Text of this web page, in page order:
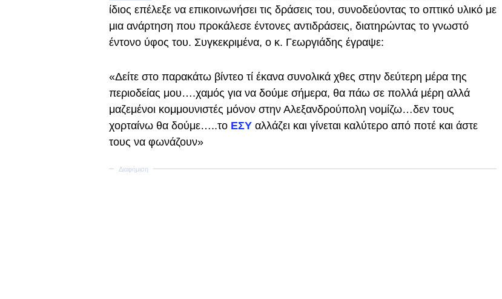
ίδιος επέλεξε να επικοινωνήσει τις δράσεις του, συνοδεύοντας το οπτικό υλικό με
μια ανάρτηση που προκάλεσε έντονες αντιδράσεις, διατηρώντας το γνωστό
έντονο ύφος του. Συγκεκριμένα, ο κ. Γεωργιάδης έγραψε:
«Δείτε στο παρακάτω βίντεο τί έκανα συνολικά χθες στην δεύτερη μέρα της
περιοδείας μου….χαμός για να δούμε σήμερα, θα πάω σε πολλά μέρη αλλά
μαζεμένοι κομμουνιστές μόνον στην Αλεξανδρούπολη νομίζω…δεν τους
χορταίνω θα δούμε…..το ΕΣΥ αλλάζει και γίνεται καλύτερο από ποτέ και άστε
τους να φωνάζουν»